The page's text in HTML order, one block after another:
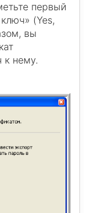
первый
(Yes,
вы
к нему.